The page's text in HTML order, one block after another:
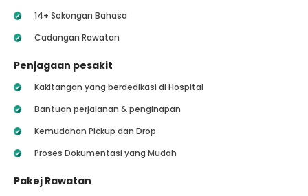
14+ Sokongan Bahasa
Cadangan Rawatan
Penjagaan pesakit
Kakitangan yang berdedikasi di Hospital
Bantuan perjalanan & penginapan
Kemudahan Pickup dan Drop
Proses Dokumentasi yang Mudah
Pakej Rawatan